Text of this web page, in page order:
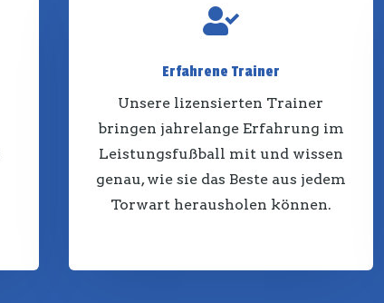

Erfahrene Trainer
Unsere lizensierten Trainer
bringen jahrelange Erfahrung im
Leistungsfußball mit und wissen
genau, wie sie das Beste aus jedem
Torwart herausholen können.